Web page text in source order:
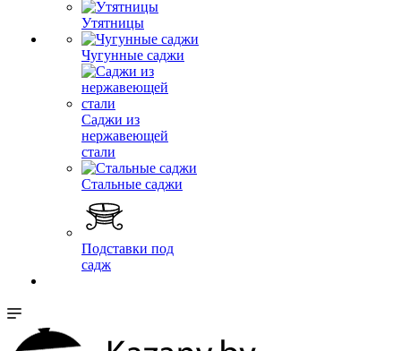
Утятницы
Чугунные саджи
Саджи из
нержавеющей
стали
Стальные саджи
Подставки под
садж